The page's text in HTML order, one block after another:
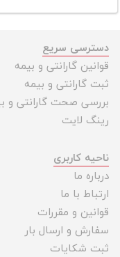
دسترسی سریع
قوانین گارانتی و بیمه
ثبت گارانتی و بیمه
بررسی صحت گارانتی و
رینگ لایت
ناحیه کاربری
درباره ما
ارتباط با ما
قوانین و مقررات
سفارش و ارسال بار
ثبت شکایات